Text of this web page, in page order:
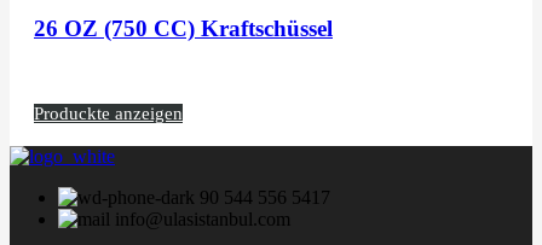
26 OZ (750 CC) Kraftschüssel
Produckte anzeigen
90 544 556 5417
info@ulasistanbul.com